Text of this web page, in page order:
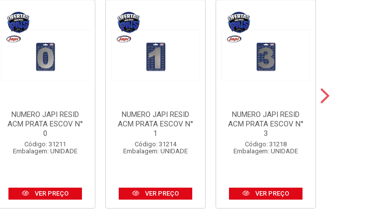
NUMERO JAPI RESID
ACM PRATA ESCOV N°
0
Código: 31211
Embalagem: UNIDADE
VER PREÇO
NUMERO JAPI RESID
ACM PRATA ESCOV N°
1
Código: 31214
Embalagem: UNIDADE
VER PREÇO
NUMERO JAPI RESID
ACM PRATA ESCOV N°
3
Código: 31218
Embalagem: UNIDADE
VER PREÇO